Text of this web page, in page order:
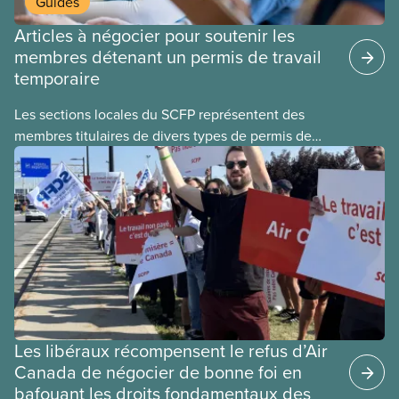
Articles à négocier pour soutenir les
membres détenant un permis de travail
temporaire
Les sections locales du SCFP représentent des
membres titulaires de divers types de permis de
travail temporaires, incluant les permis pour
travailleuses et travailleurs étrangers temporaires,
les permis d’études et les permis de
travail postdiplôme.
Les libéraux récompensent le refus d’Air
Canada de négocier de bonne foi en
bafouant les droits fondamentaux des